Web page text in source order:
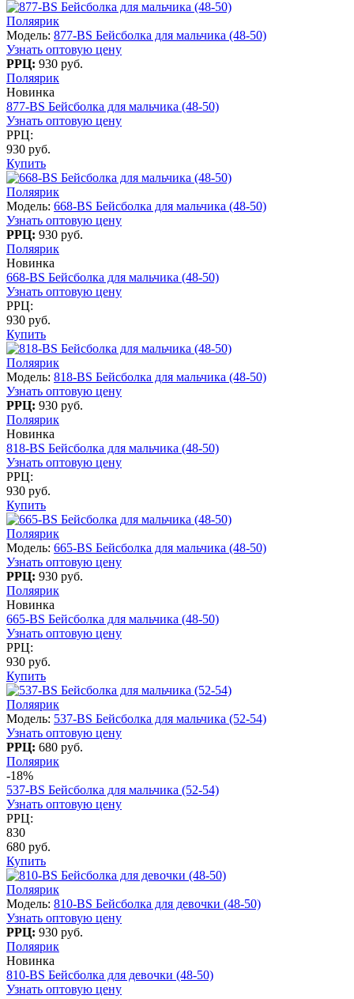
Поляярик
Модель: 877-BS Бейсболка для мальчика (48-50)
Узнать оптовую цену
РРЦ: 930 руб.
Поляярик
Новинка
877-BS Бейсболка для мальчика (48-50)
Узнать оптовую цену
РРЦ:
930 руб.
Купить
Поляярик
Модель: 668-BS Бейсболка для мальчика (48-50)
Узнать оптовую цену
РРЦ: 930 руб.
Поляярик
Новинка
668-BS Бейсболка для мальчика (48-50)
Узнать оптовую цену
РРЦ:
930 руб.
Купить
Поляярик
Модель: 818-BS Бейсболка для мальчика (48-50)
Узнать оптовую цену
РРЦ: 930 руб.
Поляярик
Новинка
818-BS Бейсболка для мальчика (48-50)
Узнать оптовую цену
РРЦ:
930 руб.
Купить
Поляярик
Модель: 665-BS Бейсболка для мальчика (48-50)
Узнать оптовую цену
РРЦ: 930 руб.
Поляярик
Новинка
665-BS Бейсболка для мальчика (48-50)
Узнать оптовую цену
РРЦ:
930 руб.
Купить
Поляярик
Модель: 537-BS Бейсболка для мальчика (52-54)
Узнать оптовую цену
РРЦ: 680 руб.
Поляярик
-18%
537-BS Бейсболка для мальчика (52-54)
Узнать оптовую цену
РРЦ:
830
680 руб.
Купить
Поляярик
Модель: 810-BS Бейсболка для девочки (48-50)
Узнать оптовую цену
РРЦ: 930 руб.
Поляярик
Новинка
810-BS Бейсболка для девочки (48-50)
Узнать оптовую цену